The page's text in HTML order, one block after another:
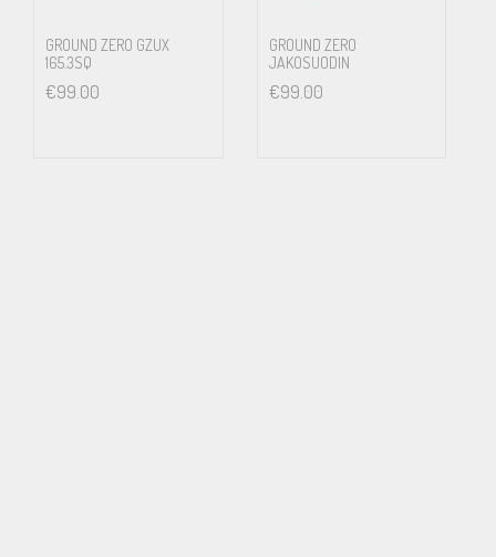
GROUND ZERO GZUX
165.3SQ
€99.00
GROUND ZERO
JAKOSUODIN
€99.00